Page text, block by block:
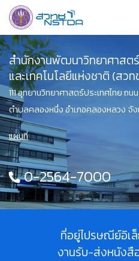
Skip
to
content
สำนักงานพัฒนาวิทยาศาสตร์
และเทคโนโลยีแห่งชาติ (สวท
111 อุทยานวิทยาศาสตร์ประเทศไทย ถ
ตำบลคลองหนึ่ง อำเภอคลองหลวง จัง
แผนที่
0-2564-7000
ที่อยู่ไปรษณีย์อิเ
งานรับ-ส่งหนัง